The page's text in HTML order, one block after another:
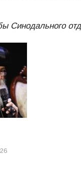
Синодального